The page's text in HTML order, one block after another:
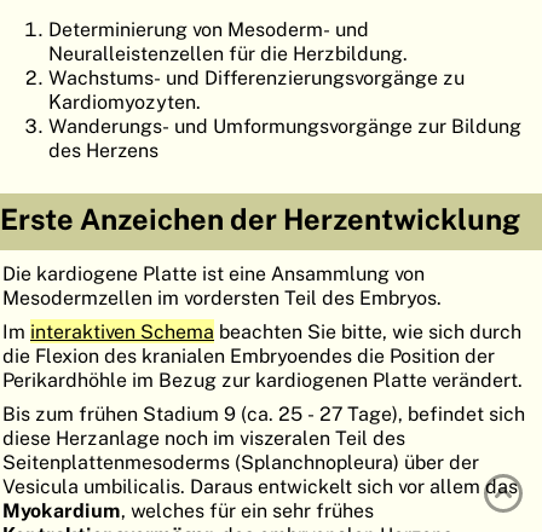
ATLAS EMBRYOLOGY
SUCHEN
HILFE
FR
EN
Determinierung von Mesoderm- und
Neuralleistenzellen für die Herzbildung.
Wachstums- und Differenzierungsvorgänge zu
Kardiomyozyten.
Wanderungs- und Umformungsvorgänge zur Bildung
des Herzens
Erste Anzeichen der Herzentwicklung
Die kardiogene Platte ist eine Ansammlung von
Mesodermzellen im vordersten Teil des Embryos.
Im interaktiven Schema beachten Sie bitte, wie sich durch
die Flexion des kranialen Embryoendes die Position der
Perikardhöhle im Bezug zur kardiogenen Platte verändert.
Bis zum frühen Stadium 9 (ca. 25 - 27 Tage), befindet sich
diese Herzanlage noch im viszeralen Teil des
Seitenplattenmesoderms (Splanchnopleura) über der
Vesicula umbilicalis. Daraus entwickelt sich vor allem das
Myokardium, welches für ein sehr frühes